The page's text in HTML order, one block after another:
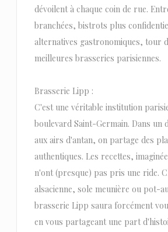
dévoilent à chaque coin de rue.
branchées, bistrots plus
alternatives gastronomiques, tour
meilleures brasseries parisiennes.
Brasserie Lipp :
C'est une véritable institution
boulevard Saint-Germain. Dans un
aux airs d'antan, on partage des
authentiques. Les recettes,
n'ont (presque) pas pris une ride.
alsacienne, sole meunière ou pot-
brasserie Lipp saura forcément
en vous partageant une part